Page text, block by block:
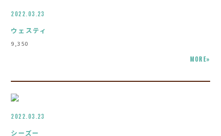
2022.03.23
ウェスティ
9,350
MORE»
2022.03.23
シーズー